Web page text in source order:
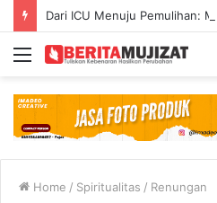
Menu
Home / Spiritualitas / Renungan